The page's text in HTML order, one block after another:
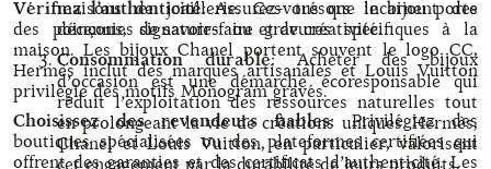
maisons de joaillerie. Ces trésors incarnent des
décennies de savoir-faire et de créativité.
Consommation durable: Acheter des bijoux
d’occasion est une démarche écoresponsable qui
réduit l’exploitation des ressources naturelles tout
en prolongeant la vie de créations uniques. Hermès,
Chanel et Louis Vuitton, en particulier, valorisent
cet engagement par la durabilité de leurs produits.
Vérifiez l’authenticité: Assurez-vous que le bijou porte
des poinçons, signatures ou gravures spécifiques à la
maison. Les bijoux Chanel portent souvent le logo CC,
Hermès inclut des marques artisanales et Louis Vuitton
privilégie des motifs Monogram gravés.
Choisissez des revendeurs fiables: Privilégiez des
boutiques spécialisées ou des plateformes certifiées qui
offrent des garanties et des certificats d’authenticité. Les